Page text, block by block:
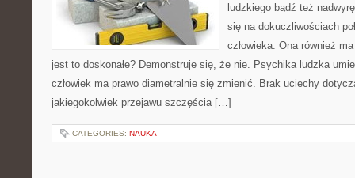
ludzkiego bądź też
się na dokuczliwościach
człowieka. Ona również
jest to doskonałe? Demonstruje się, że nie. Psychika ludzka
człowiek ma prawo diametralnie się zmienić. Brak uciechy
jakiegokolwiek przejawu szczęścia […]
CATEGORIES: NAUKA